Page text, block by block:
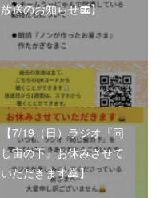
放送のお知らせ📻】
【7/19（日）ラジオ『同
じ宙の下』お休みさせて
いただきます🙇】